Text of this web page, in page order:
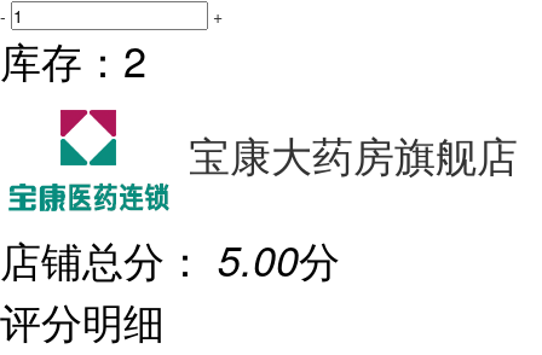
- +
库存： 2
宝康大药房旗舰店
店铺总分： 5.00分
评分明细